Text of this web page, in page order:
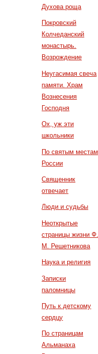
Духова роща
Покровский
Колчеданский
монастырь.
Возрождение
Неугасимая свеча
памяти. Храм
Вознесения
Господня
Ох, уж эти
школьники
По святым местам
России
Священник
отвечает
Люди и судьбы
Неоткрытые
страницы жизни Ф.
М. Решетникова
Наука и религия
Записки
паломницы
Путь к детскому
сердцу
По страницам
Альманаха